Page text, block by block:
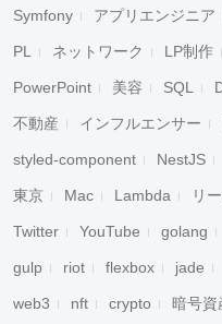
Symfony アプリエンジニア
PL ネットワーク LP制作
PowerPoint 美容 SQL
不動産 インフルエンサー
styled-component NestJS
東京 Mac Lambda リ
Twitter YouTube golang
gulp riot flexbox jade
web3 nft crypto 暗号資